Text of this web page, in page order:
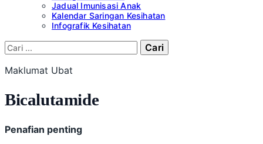
Jadual Imunisasi Anak
Kalendar Saringan Kesihatan
Infografik Kesihatan
Cari:
Maklumat Ubat
Bicalutamide
Penafian penting